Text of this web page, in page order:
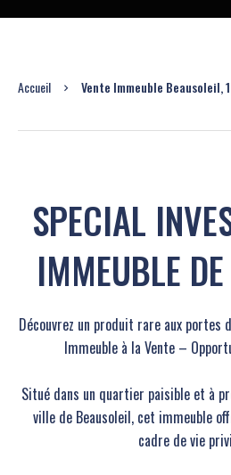
Accueil Vente Immeuble Beausoleil,
SPECIAL
IMMEUBLE
Découvrez un produit rare aux portes
Immeuble à la Vente –
Situé dans un quartier paisible et à
ville de Beausoleil, cet immeuble
cadre de vie